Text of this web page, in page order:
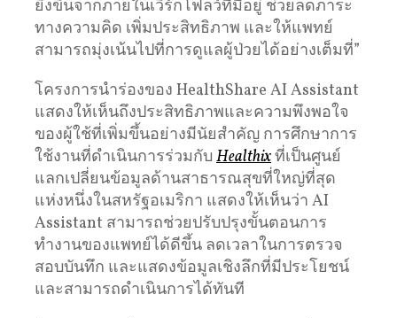
ยิ่งขึ้นจากภายในเวิร์กโฟลว์ที่มีอยู่ ช่วยลดภาระ
ทางความคิด เพิ่มประสิทธิภาพ และให้แพทย์
สามารถมุ่งเน้นไปที่การดูแลผู้ป่วยได้อย่างเต็มที่”
โครงการนำร่องของ HealthShare AI Assistant
แสดงให้เห็นถึงประสิทธิภาพและความพึงพอใจ
ของผู้ใช้ที่เพิ่มขึ้นอย่างมีนัยสำคัญ การศึกษาการ
ใช้งานที่ดำเนินการร่วมกับ Healthixที่เป็นศูนย์
แลกเปลี่ยนข้อมูลด้านสาธารณสุขที่ใหญ่ที่สุด
แห่งหนึ่งในสหรัฐอเมริกา แสดงให้เห็นว่า AI
Assistant สามารถช่วยปรับปรุงขั้นตอนการ
ทำงานของแพทย์ได้ดีขึ้น ลดเวลาในการตรวจ
สอบบันทึก และแสดงข้อมูลเชิงลึกที่มีประโยชน์
และสามารถดำเนินการได้ทันที